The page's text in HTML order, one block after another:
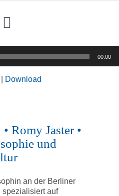
Toggle
00:00
Download
Romy Jaster •
und
an der Berliner
spezialisiert auf